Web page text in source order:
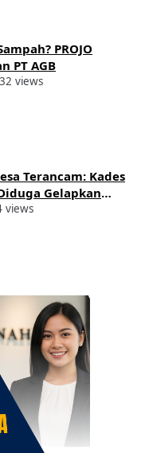
PROJO
PT AGB
views
Terancam: Kades
Gelapkan
views